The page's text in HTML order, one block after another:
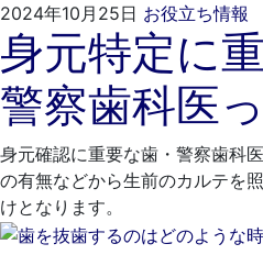
2024年10月25日 お役立ち情報
年
9
25
日
れ
も
歯
科
医
院
身元特定に
警察歯科医
身元確認に重要な歯・警察歯科
の有無などから生前のカルテを
けとなります。